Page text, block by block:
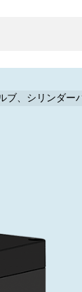
イベント情報
ブ、インライ
ブ
ス
ー
ンス
ブ、シリンダー